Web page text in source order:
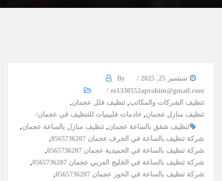
سبتمبر 25, 2025
By
ee1330552aprahim@gmail.com
تنظيف الشركات والمكاتب, تنظيف فلل عجمان,
تنظيف منازل عجمان, خادمات فلبينيات للتنظيف في عجمان
تنظيف شقق بالساعة عجمان, تنظيف منازل بالساعة عجمان,
شركة تنظيف بالساعة في الجرف عجمان 0565736207
,
شركة تنظيف بالساعة في الحميدية عجمان 0565736207
,
شركة تنظيف بالساعة في الخليج العربي عجمان 0565736207
,
شركة تنظيف بالساعة في الخور عجمان 0565736207
,